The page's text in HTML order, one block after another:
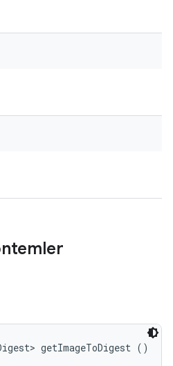
getImageToDigest ()